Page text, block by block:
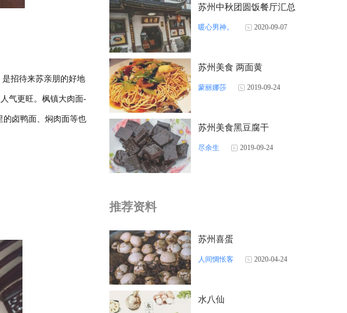
招待来苏亲朋的好地
气更旺。枫镇大肉面-
的卤鸭面、焖肉面等也
苏州中秋团圆饭餐厅汇总
暖心男神。 2020-09-07
苏州美食 两面黄
蒙丽娜莎 2019-09-24
苏州美食黑豆腐干
尽余生 2019-09-24
推荐资料
苏州喜蛋
人间惆怅客 2020-04-24
水八仙